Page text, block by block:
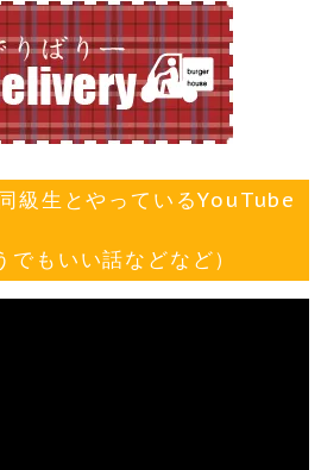
級生とやっているYouTube
でもいい話などなど）